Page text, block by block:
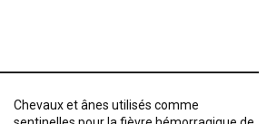
Chevaux et ânes utilisés comme